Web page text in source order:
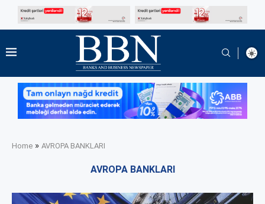
Home » AVROPA BANKLARI
AVROPA BANKLARI